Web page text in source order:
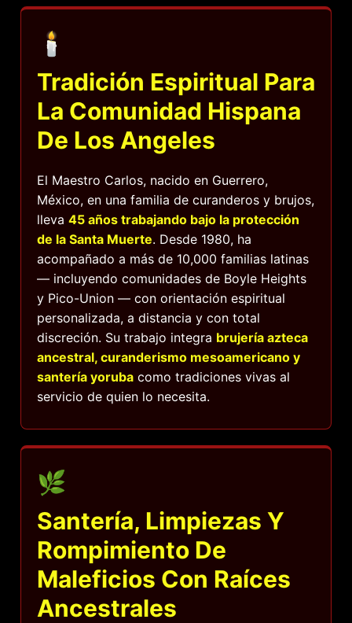
🕯️
Tradición Espiritual Para
La Comunidad Hispana
De Los Angeles
El Maestro Carlos, nacido en Guerrero,
México, en una familia de curanderos y brujos,
lleva 45 años trabajando bajo la protección
de la Santa Muerte. Desde 1980, ha
acompañado a más de 10,000 familias latinas
— incluyendo comunidades de Boyle Heights
y Pico-Union — con orientación espiritual
personalizada, a distancia y con total
discreción. Su trabajo integra brujería azteca
ancestral, curanderismo mesoamericano y
santería yoruba como tradiciones vivas al
servicio de quien lo necesita.
🌿
Santería, Limpiezas Y
Rompimiento De
Maleficios Con Raíces
Ancestrales